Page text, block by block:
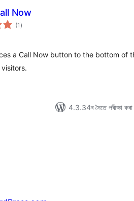
Now
(1 টা
মুঠ)
a Call Now button to the bottom of
4.3.34ৰ সৈতে পৰীক্ষা কৰা